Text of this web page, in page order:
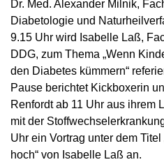
Dr. Med. Alexander Milnik,
Diabetologie und
9.15 Uhr wird Isabelle Laß,
DDG, zum Thema „Wenn
den Diabetes kümmern“
Pause berichtet Kickboxerin
Renfordt ab 11 Uhr aus ihrem
mit der
Uhr ein Vortrag unter dem
hoch“ von Isabelle Laß an.